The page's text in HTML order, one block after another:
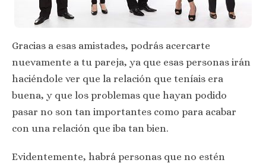
Gracias a esas amistades, podrás acercarte
nuevamente a tu pareja, ya que esas personas irán
haciéndole ver que la relación que teníais era
buena, y que los problemas que hayan podido
pasar no son tan importantes como para acabar
con una relación que iba tan bien.
Evidentemente, habrá personas que no estén